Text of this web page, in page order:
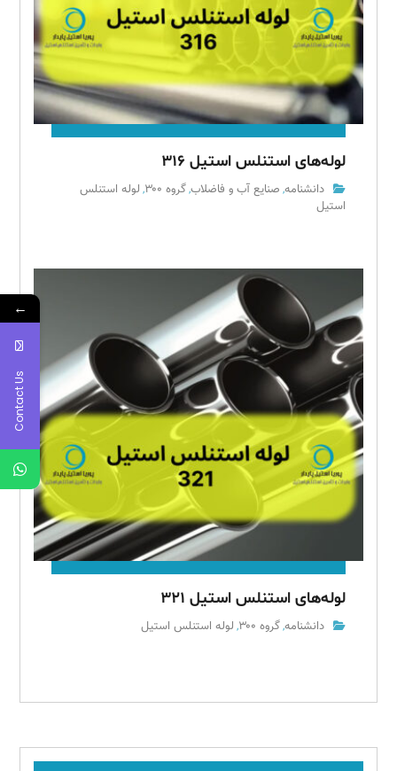
لوله‌های استنلس استیل ۳۱۶
دانشنامه, صنایع آب و فاضلاب,گروه ۳۰۰ , لوله استنلس
استیل
لوله‌های استنلس استیل ۳۲۱
دانشنامه,گروه ۳۰۰ , لوله استنلس استیل
←
Contact Us